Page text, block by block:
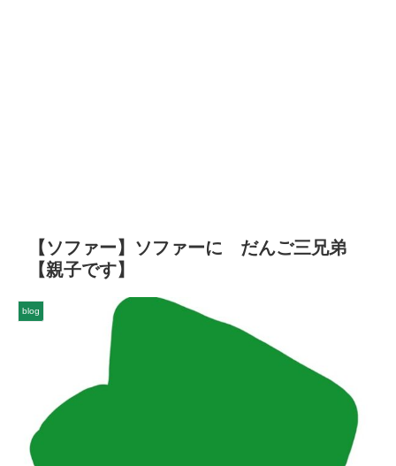
【ソファー】ソファーに だんご三兄弟
【親子です】
blog